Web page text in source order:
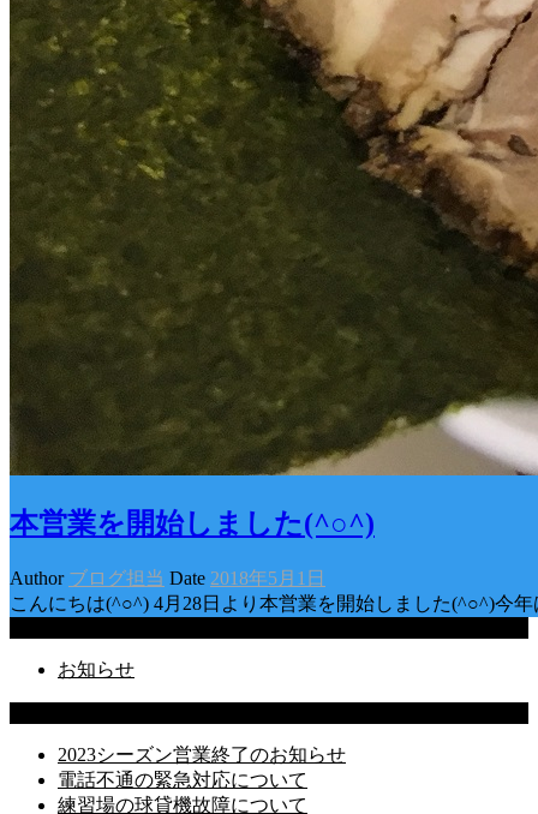
本営業を開始しました(^○^)
Author ブログ担当 Date 2018年5月1日
こんにちは(^○^) 4月28日より本営業を開始しました(^○^)今
お知らせ
2023シーズン営業終了のお知らせ
電話不通の緊急対応について
練習場の球貸機故障について